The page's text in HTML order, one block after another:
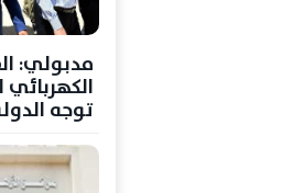
مدبولي:
توجه